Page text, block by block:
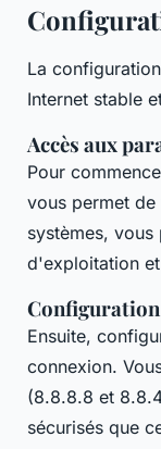
La
Internet stable
Accès aux
Pour
vous permet
systèmes,
d'exploitation
Configuration
Ensuite,
connexion.
(8.8.8.8 et
sécurisés que